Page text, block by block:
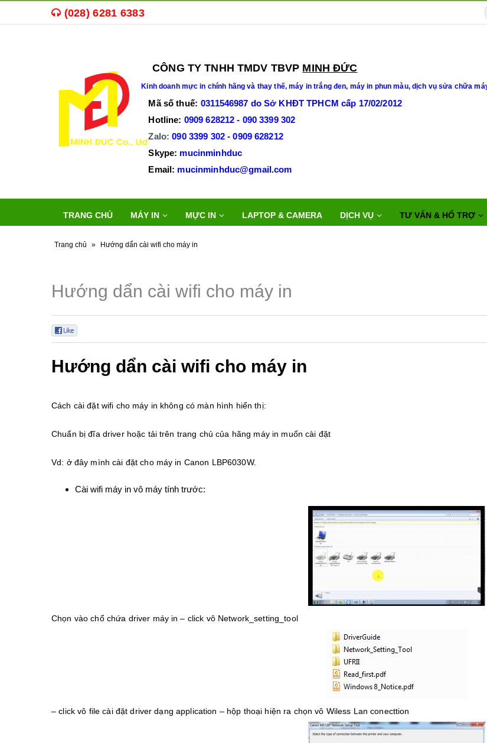
(028) 6281 6383
CÔNG TY TNHH TMDV TBVP MINH ĐỨC
Kinh doanh mực in chính hãng và thay thế,máy in trắng đen, máy in phun màu, dịch vụ sửa chữa
Mã số thuế: 0311546987 do Sở KHĐT TPHCM cấp 17/02/2012
Hotline: 0909 628212 - 090 3399 302
Zalo:090 3399 302 -0909 628212
Skype: mucinminhduc
Email: mucinminhduc@gmail.com
TRANG CHỦ MÁY IN MỰC IN LAPTOP & CAMERA DỊCH VỤ TƯ VẤN & HỔ TRỢ
Trang chủ » Hướng dẩn cài wifi cho máy in
Hướng dẩn cài wifi cho máy in
Hướng dẩn cài wifi cho máy in
Cách cài đặt wifi cho máy in không có màn hình hiển thị:
Chuẩn bị đĩa driver hoặc tải trên trang chủ của hãng máy in muốn cài đặt
Vd: ở đây mình cài đặt cho máy in Canon LBP6030W.
Cài wifi máy in vô máy tính trước:
Chọn vào chổ chứa driver máy in – click vô Network_setting_tool
– click vô file cài đặt driver dạng application – hộp thoại hiện ra chọn vô Wiless Lan conecttion